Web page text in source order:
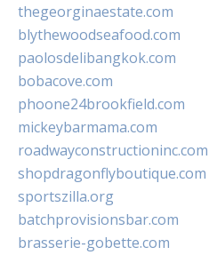
thegeorginaestate.com
blythewoodseafood.com
paolosdelibangkok.com
bobacove.com
phoone24brookfield.com
mickeybarmama.com
roadwayconstructioninc.com
shopdragonflyboutique.com
sportszilla.org
batchprovisionsbar.com
brasserie-gobette.com